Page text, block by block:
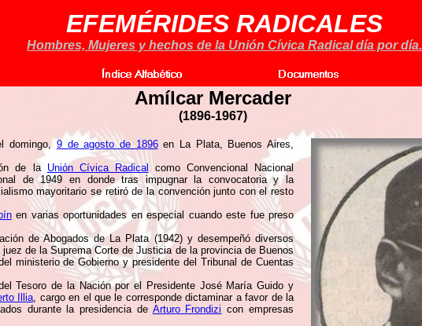
EFEMÉRIDES RADICALES
Hombres, Mujeres y hechos de la Unión Cívica Radical día por día.
Amílcar Mercader
(1896-1967)
domingo, 9 de agosto de 1896en La Plata, Buenos Aires,
de la Unión Cívica Radicalcomo Convencional Nacional
de 1949 en donde tras impugnar la convocatoria y la
mayoritario se retiró de la convención junto con el resto
en varias oportunidades en especial cuando este fue preso
de Abogados de La Plata (1942) y desempeñó diversos
de la Suprema Corte de Justicia de la provincia de Buenos
ministerio de Gobierno y presidente del Tribunal de Cuentas
Tesoro de la Nación por el Presidente José María Guido y
Illia, cargo en el que le corresponde dictaminar a favor de la
durante la presidencia de Arturo Frondizi con empresas